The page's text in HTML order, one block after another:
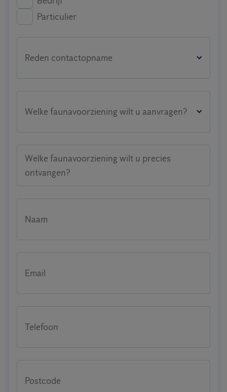
Particulier
Reden contactopname
Welke faunavoorziening wilt u aanvragen?
Welke faunavoorziening wilt u precies
ontvangen?
Naam
Email
Telefoon
Postcode